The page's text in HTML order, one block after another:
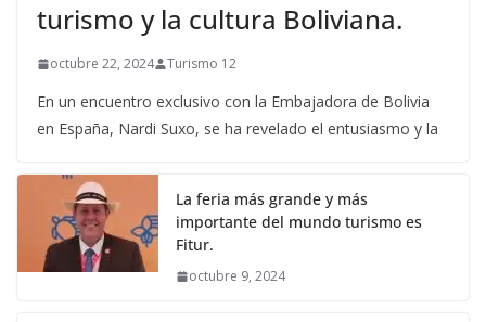
turismo y la cultura Boliviana.
octubre 22, 2024 Turismo 12
En un encuentro exclusivo con la Embajadora de Bolivia
en España, Nardi Suxo, se ha revelado el entusiasmo y la
La feria más grande y más
importante del mundo turismo es
Fitur.
octubre 9, 2024